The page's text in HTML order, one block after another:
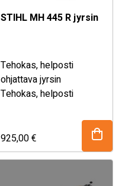
STIHL MH 445 R jyrsin
Tehokas, helposti
ohjattava jyrsin
Tehokas, helposti
työskentelyyn ahtaissa
paikoissa. Erinomainen
käyttömukavuus pienellä
925,00€